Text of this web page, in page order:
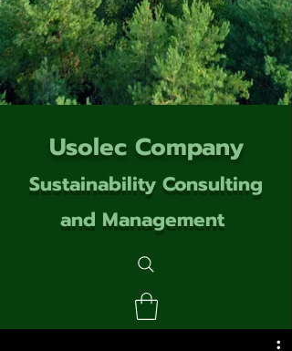
Usolec Company
Sustainability Consulting
and Management